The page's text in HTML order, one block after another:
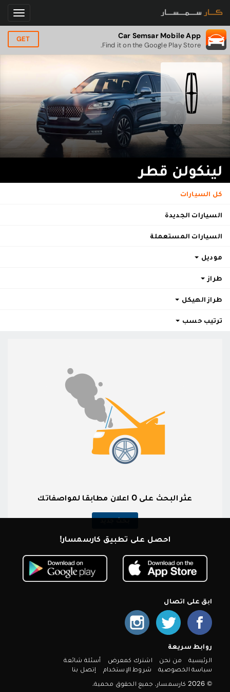
Car Semsar Mobile App
Find it on the Google Play Store.
GET
لينكولن قطر
كل السيارات
السيارات الجديدة
السيارات المستعملة
موديل
طراز
طراز الهيكل
ترتيب حسب
عثر البحث على 0 اعلان مطابقا لمواصفاتك
بحث جديد
احصل على تطبيق كارسمسار!
ابق على اتصال
روابط سريعة
الرئيسية من نحن اشترك كمعرض
أسئلة شائعة
سياسة الخصوصية
شروط الإستخدام
إتصل بنا
© 2026 كارسمسار. جميع الحقوق محمية.